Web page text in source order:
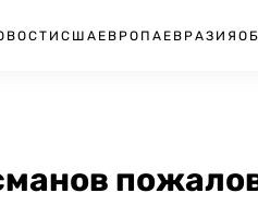
США ЕВРОПА ЕВРАЗИЯ